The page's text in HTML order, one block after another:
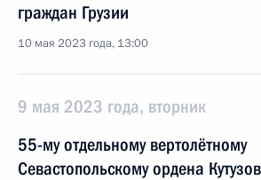
граждан Грузии
10 мая 2023 года, 13:00
9 мая 2023 года, вторник
55-му отдельному вертолётному
Севастопольскому ордена